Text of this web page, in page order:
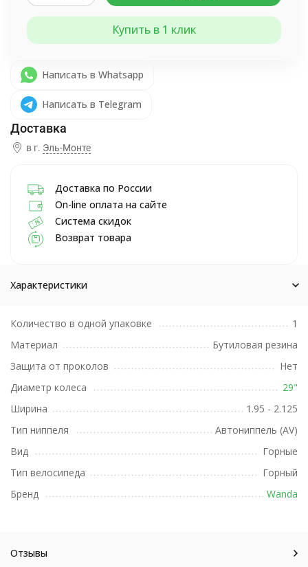
Купить в 1 клик
Написать в Whatsapp
Написать в Telegram
в г. Эль-Монте
Доставка по России
On-line оплата на сайте
Система скидок
Возврат товара
Характеристики
Количество в одной упаковке
1
Материал
Бутиловая резина
Защита от проколов
Нет
Диаметр колеса
29"
Ширина
1.95 - 2.125
Тип ниппеля
Автониппель (AV)
Вид
Горные
Тип велосипеда
Горный
Бренд
Wanda
Отзывы